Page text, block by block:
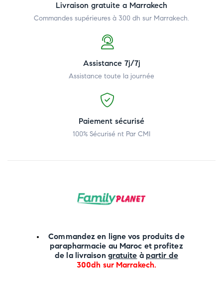
Livraison gratuite a Marrakech
Commandes supérieures à 300 dh sur Marrakech.
Assistance 7j/7j
Assistance toute la journée
Paiement sécurisé
100% Sécurisé nt Par CMI
Commandez en ligne vos produits de
parapharmacie au Maroc et profitez
de la livraison gratuite à partir de
300dh sur Marrakech.